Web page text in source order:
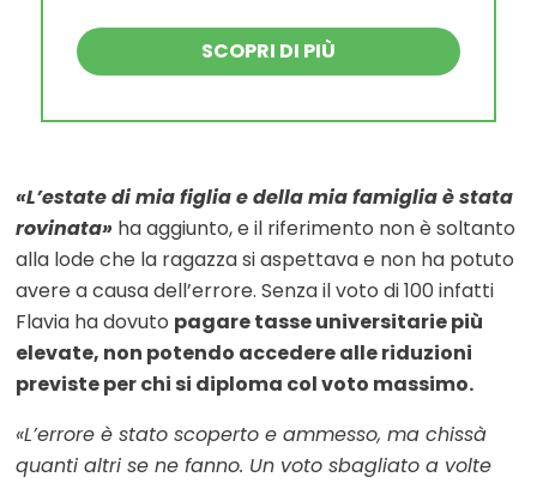
SCOPRI DI PIÙ
«L’estate di mia figlia e della mia famiglia è stata
rovinata» ha aggiunto, e il riferimento non è soltanto
alla lode che la ragazza si aspettava e non ha potuto
avere a causa dell’errore. Senza il voto di 100 infatti
Flavia ha dovuto pagare tasse universitarie più
elevate, non potendo accedere alle riduzioni
previste per chi si diploma col voto massimo.
«L’errore è stato scoperto e ammesso, ma chissà
quanti altri se ne fanno. Un voto sbagliato a volte